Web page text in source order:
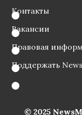
Контакты
Вакансии
Правовая
Поддержать
© 2025